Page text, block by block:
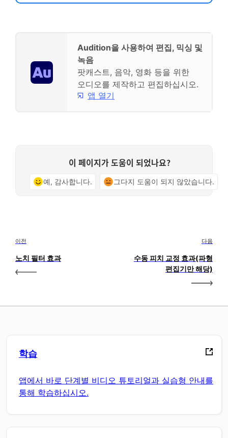
Audition을 사용하여 편집, 믹싱 및
녹음
팟캐스트, 음악, 영화 등을 위한
오디오를 제작하고 편집하십시오.
앱 열기
이 페이지가 도움이 되었나요?
예, 감사합니다. 그다지 도움이 되지 않았습니다.
이전
노치 필터 효과
다음
수동 피치 교정 효과(파형
편집기만 해당)
학습
앱에서 바로 단계별 비디오 튜토리얼과 실습형 안내를
통해 학습하십시오.